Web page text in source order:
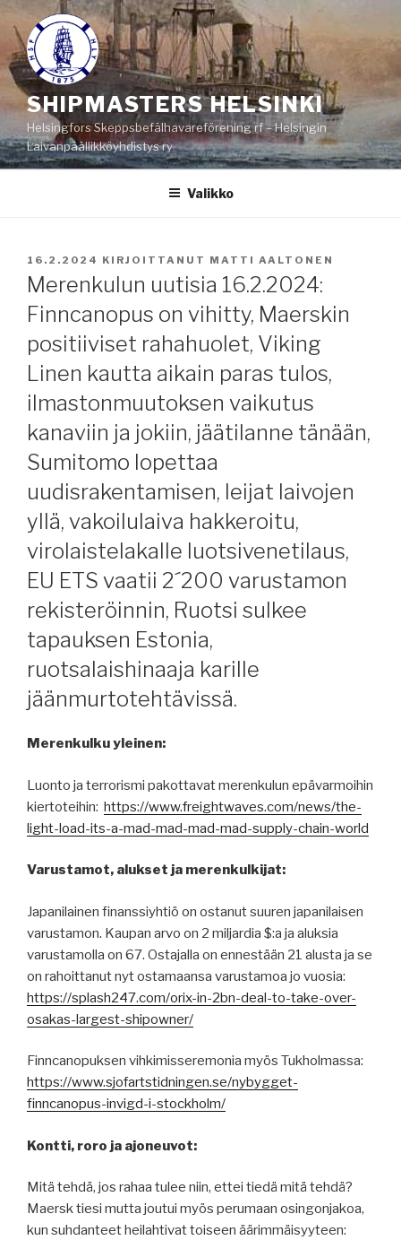
Siirry
sisältöön
SHIPMASTERS HELSINKI
Helsingfors Skeppsbefälhavareförening rf – Helsingin
Laivanpäällikköyhdistys ry
Valikko
JULKAISTU
16.2.2024 KIRJOITTANUT MATTI AALTONEN
Merenkulun uutisia 16.2.2024:
Finncanopus on vihitty, Maerskin
positiiviset rahahuolet, Viking
Linen kautta aikain paras tulos,
ilmastonmuutoksen vaikutus
kanaviin ja jokiin, jäätilanne tänään,
Sumitomo lopettaa
uudisrakentamisen, leijat laivojen
yllä, vakoilulaiva hakkeroitu,
virolaistelakalle luotsivenetilaus,
EU ETS vaatii 2´200 varustamon
rekisteröinnin, Ruotsi sulkee
tapauksen Estonia,
ruotsalaishinaaja karille
jäänmurtotehtävissä.
Merenkulku yleinen:
Luonto ja terrorismi pakottavat merenkulun epävarmoihin
kiertoteihin: https://www.freightwaves.com/news/the-
light-load-its-a-mad-mad-mad-mad-supply-chain-world
Varustamot, alukset ja merenkulkijat:
Japanilainen finanssiyhtiö on ostanut suuren japanilaisen
varustamon. Kaupan arvo on 2 miljardia $:a ja aluksia
varustamolla on 67. Ostajalla on ennestään 21 alusta ja se
on rahoittanut nyt ostamaansa varustamoa jo vuosia:
https://splash247.com/orix-in-2bn-deal-to-take-over-
osakas-largest-shipowner/
Finncanopuksen vihkimisseremonia myös Tukholmassa:
https://www.sjofartstidningen.se/nybygget-
finncanopus-invigd-i-stockholm/
Kontti, roro ja ajoneuvot:
Mitä tehdä, jos rahaa tulee niin, ettei tiedä mitä tehdä?
Maersk tiesi mutta joutui myös perumaan osingonjakoa,
kun suhdanteet heilahtivat toiseen äärimmäisyyteen: